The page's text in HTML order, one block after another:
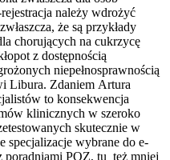
należy wdrożyć
że są przykłady
chorujących na cukrzycę
z dostępnością
niepełnosprawnością
Libura. Zdaniem Artura
to konsekwencja
klinicznych w szeroko
skutecznie w
specjalizacje wybrane do e-
poradniami POZ, tu też mniej